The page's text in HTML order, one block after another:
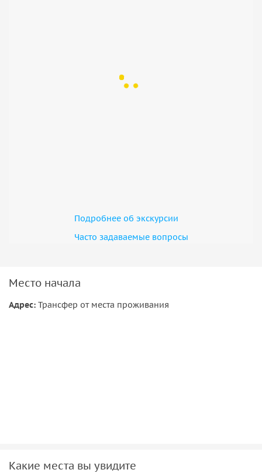
Подробнее об экскурсии
Часто задаваемые вопросы
Место начала
Адрес: Трансфер от места проживания
Какие места вы увидите